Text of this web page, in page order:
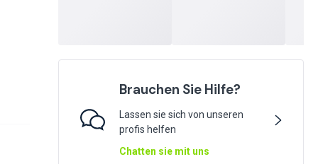
Brauchen Sie Hilfe?
Lassen sie sich von unseren
profis helfen
Chatten sie mit uns